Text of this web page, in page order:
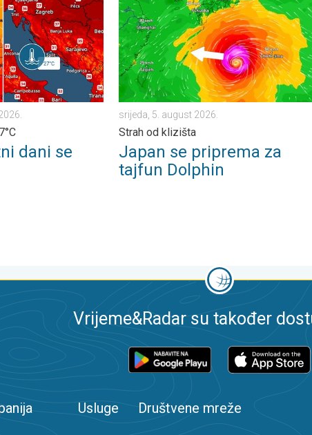
dani se
srijeda, 5. august 2026.
Strah od klizišta
Japan se priprema za
tajfun Dolphin
Vrijeme&Radar su također
Usluge Društvene mreže